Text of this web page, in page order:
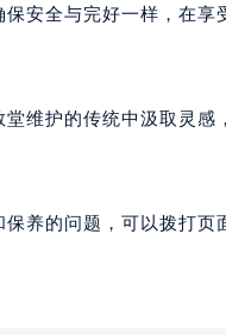
保安全与完好一样，在享
维护的传统中汲取灵感
养的问题，可以拨打页